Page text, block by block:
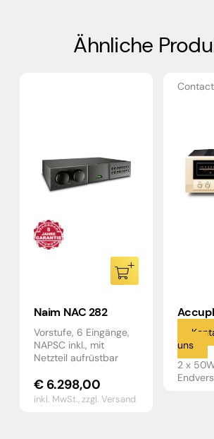
Ähnliche
Naim NAC 282
Vorstufe, 6 Eingänge,
NAPSC inkl., mit
Netzteil aufrüstbar
€6.298,00
inkl. MwSt.,zzgl. Versand
Contact
uns
2 x